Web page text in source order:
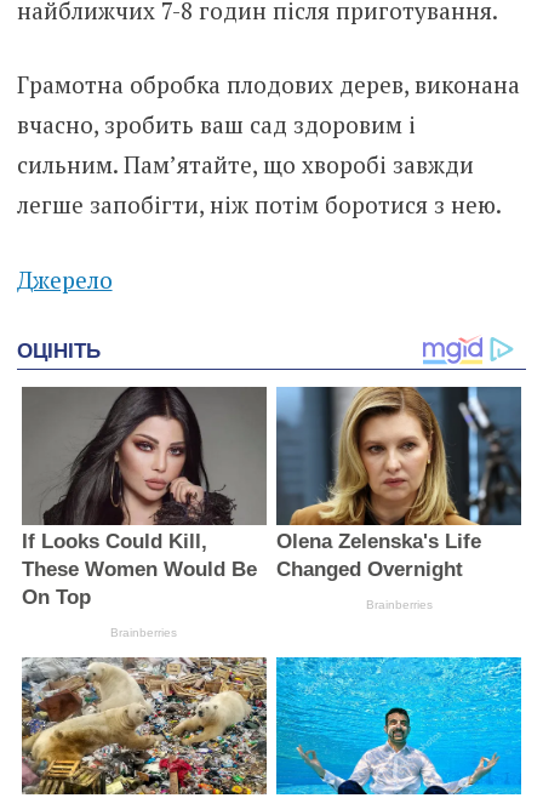
найближчих 7-8 годин після приготування.
Грамотна обробка плодових дерев, виконана
вчасно, зробить ваш сад здоровим і
сильним. Пам’ятайте, що хворобі завжди
легше запобігти, ніж потім боротися з нею.
Джерело